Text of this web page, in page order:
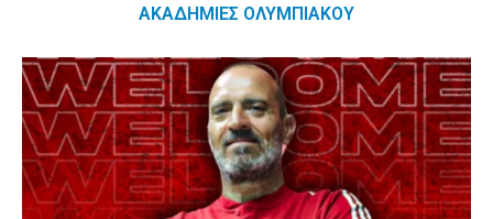
ΑΚΑΔΗΜΊΕΣ ΟΛΥΜΠΙΑΚΟΎ